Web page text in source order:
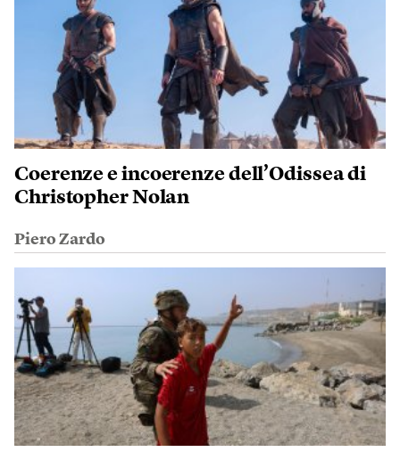
Coerenze e incoerenze dell’Odissea di
Christopher Nolan
Piero Zardo